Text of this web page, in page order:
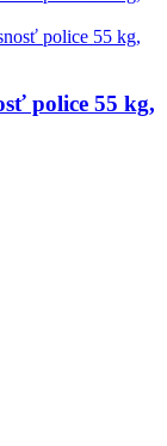
police 55 kg,